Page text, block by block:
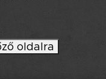
oldalra